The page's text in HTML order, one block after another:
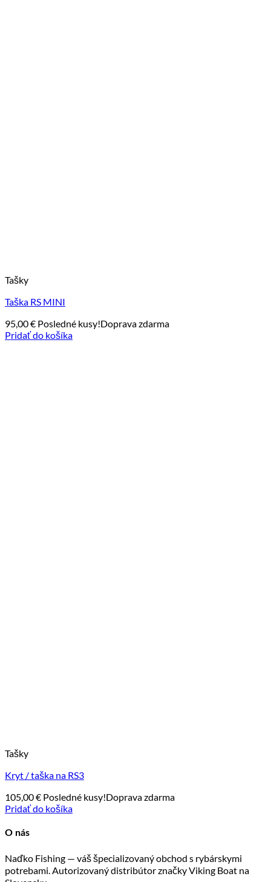
Tašky
Taška RS MINI
95,00€ Posledné kusy!Doprava zdarma
Pridať do košíka
Tašky
Kryt / taška na RS3
105,00€ Posledné kusy!Doprava zdarma
Pridať do košíka
O nás
Naďko Fishing — váš špecializovaný obchod s rybárskymi
potrebami. Autorizovaný distribútor značky Viking Boat na